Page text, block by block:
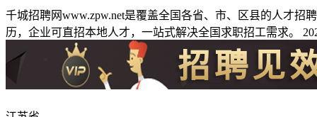
千城招聘网www.zpw.net是覆盖全国各省、市、区县的人才
历，企业可直招本地人才，一站式解决全国求职招工需求。